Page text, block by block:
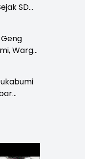
SD
Warga
Ciawi-